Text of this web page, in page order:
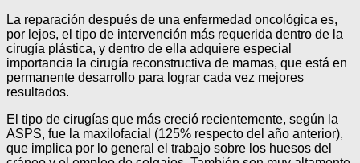
La reparación después de una enfermedad oncológica es,
por lejos, el tipo de intervención más requerida dentro de la
cirugía plástica, y dentro de ella adquiere especial
importancia la cirugía reconstructiva de mamas, que está en
permanente desarrollo para lograr cada vez mejores
resultados.
El tipo de cirugías que más creció recientemente, según la
ASPS, fue la maxilofacial (125% respecto del año anterior),
que implica por lo general el trabajo sobre los huesos del